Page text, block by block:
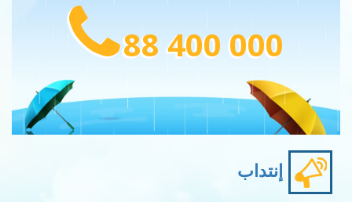
88 400 000
إنتداب